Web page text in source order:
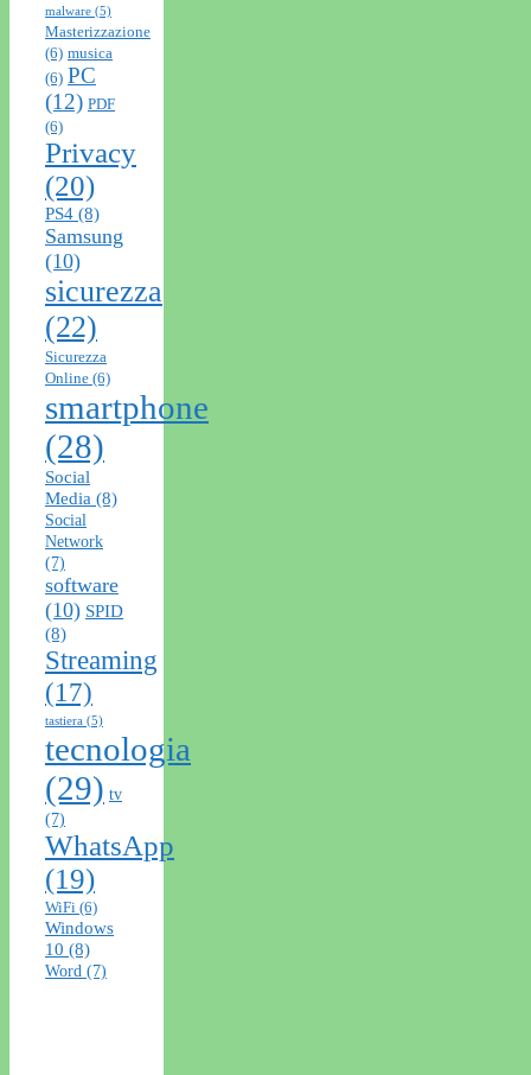
malware (5)
Masterizzazione
(6) musica
(6) PC
(12) PDF
(6)
Privacy
(20)
PS4 (8)
Samsung
(10)
sicurezza
(22)
Sicurezza
Online (6)
smartphone
(28)
Social
Media (8)
Social
Network
(7)
software
(10) SPID
(8)
Streaming
(17)
tastiera (5)
tecnologia
(29) tv
(7)
WhatsApp
(19)
WiFi (6)
Windows
10 (8)
Word (7)